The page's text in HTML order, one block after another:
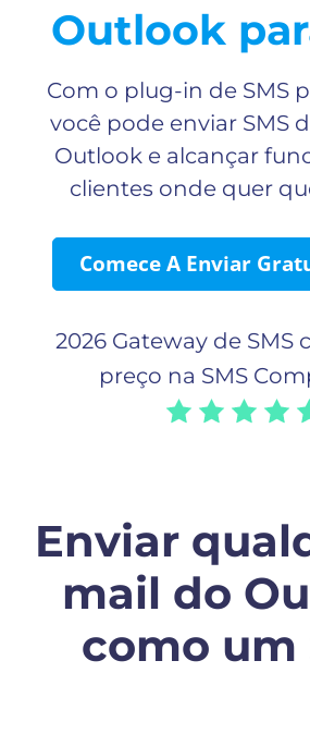
Outlook
Com o plug-in de SMS
você pode enviar SMS
Outlook e alcançar
clientes onde quer
Comece A Enviar
2026 Gateway de SMS
preço na SMS
Enviar
mail do
como um